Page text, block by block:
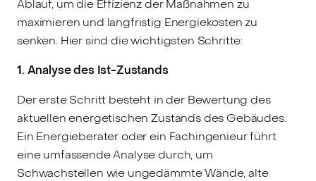
Ablauf, um die Effizienz der Maßnahmen zu
maximieren und langfristig Energiekosten zu
senken. Hier sind die wichtigsten Schritte:
1. Analyse des Ist-Zustands
Der erste Schritt besteht in der Bewertung des
aktuellen energetischen Zustands des Gebäudes.
Ein Energieberater oder ein Fachingenieur führt
eine umfassende Analyse durch, um
Schwachstellen wie ungedämmte Wände, alte